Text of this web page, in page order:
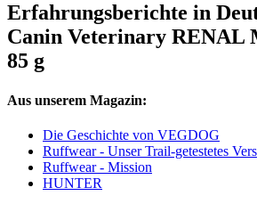
Erfahrungsberichte in
Canin Veterinary RENAL
85 g
Aus unserem Magazin:
Die Geschichte von VEGDOG
Ruffwear - Unser Trail-getestetes
Ruffwear - Mission
HUNTER